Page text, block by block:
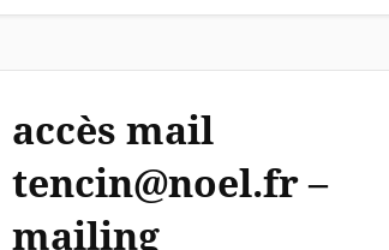
accès mail
tencin@noel.fr –
mailing